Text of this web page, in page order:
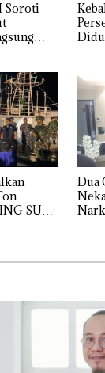
Soroti
SUN
Dua